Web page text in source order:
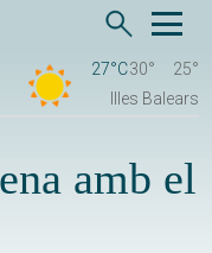
27°C30°
25°
Illes Balears
amb el